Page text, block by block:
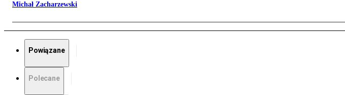
Michał Zacharzewski
Powiązane
Polecane